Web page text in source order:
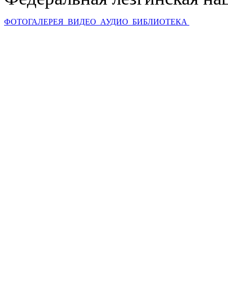
ФОТОГАЛЕРЕЯ ВИДЕО АУДИО БИБЛИОТЕКА